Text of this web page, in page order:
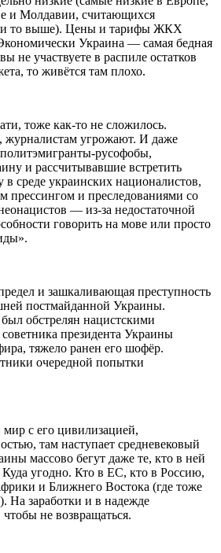
и Молдавии, считающихся
и то выше). Цены и тарифы ЖКХ
Украина — самая бедная
не участвуете в распиле остатков
то живётся там плохо.
тоже как-то не сложилось.
журналистам угрожают. И даже
русофобы,
и рассчитывавшие встретить
среде украинских националистов,
прессингом и преследованиями со
— из-за недостаточной
говорить на мове или просто
и зашкаливающая преступность
постмайданной Украины.
обстрелян нацистскими
президента Украины
тяжело ранен его шофёр.
очередной попытки
с его цивилизацией,
там наступает средневековый
массово бегут даже те, кто в ней
угодно. Кто в ЕС, кто в Россию,
и Ближнего Востока (где тоже
На заработки и в надежде
чтобы не возвращаться.